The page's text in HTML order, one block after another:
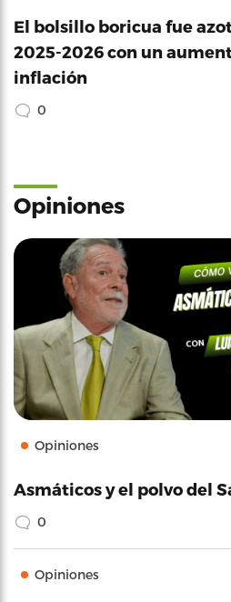
El bolsillo boricua fue
2025-2026 con un
inflación
0
Opiniones
Opiniones
Asmáticos y el polvo del
0
Opiniones